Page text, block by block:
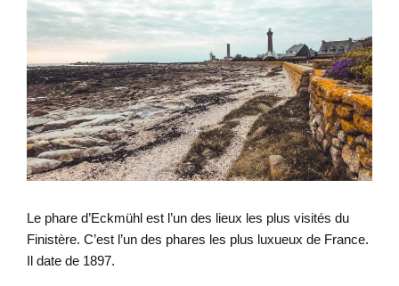
Le phare d’Eckmühl est l’un des lieux les plus visités du
Finistère. C’est l’un des phares les plus luxueux de France.
Il date de 1897.